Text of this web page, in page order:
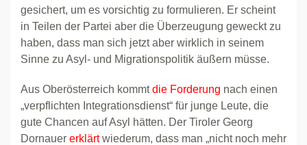
gesichert, um es vorsichtig zu formulieren. Er scheint
in Teilen der Partei aber die Überzeugung geweckt zu
haben, dass man sich jetzt aber wirklich in seinem
Sinne zu Asyl- und Migrationspolitik äußern müsse.
Aus Oberösterreich kommtdie Forderung nach einen
„verpflichten Integrationsdienst“ für junge Leute, die
gute Chancen auf Asyl hätten. Der Tiroler Georg
Dornauer erklärtwiederum, dass man „nicht noch mehr